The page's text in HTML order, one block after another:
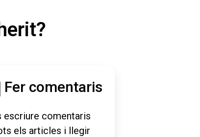
Fer comentaris
escriure comentaris
els articles i llegir